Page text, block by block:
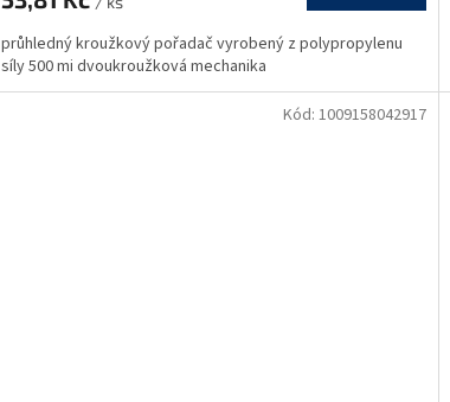
průhledný kroužkový pořadač vyrobený z polypropylenu
síly 500 mi dvoukroužková mechanika
Kód: 1009158042917